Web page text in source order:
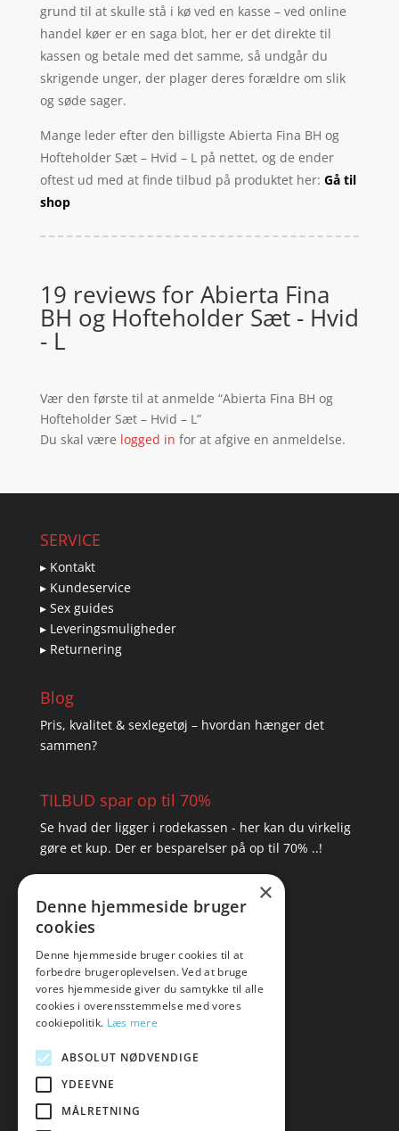
grund til at skulle stå i kø ved en kasse – ved online
handel køer er en saga blot, her er det direkte til
kassen og betale med det samme, så undgår du
skrigende unger, der plager deres forældre om slik
og søde sager.
Mange leder efter den billigste Abierta Fina BH og
Hofteholder Sæt – Hvid – L på nettet, og de ender
oftest ud med at finde tilbud på produktet her: Gå til
shop
19 reviews forAbierta Fina
BH og Hofteholder Sæt - Hvid
- L
Vær den første til at anmelde “Abierta Fina BH og
Hofteholder Sæt – Hvid – L”
Du skal være logged in for at afgive en anmeldelse.
SERVICE
▸ Kontakt
▸ Kundeservice
▸ Sex guides
▸ Leveringsmuligheder
▸ Returnering
Blog
Pris, kvalitet & sexlegetøj – hvordan hænger det
sammen?
TILBUD spar op til 70%
Se hvad der ligger i rodekassen - her kan du virkelig
gøre et kup. Der er besparelser på op til 70% ..!
Tlf: 7876 8672
Mail: hej@amare.dk
×
Denne hjemmeside bruger
cookies
Denne hjemmeside bruger cookies til at
forbedre brugeroplevelsen. Ved at bruge
vores hjemmeside giver du samtykke til alle
cookies i overensstemmelse med vores
cookiepolitik. Læs mere
ABSOLUT NØDVENDIGE
YDEEVNE
MÅLRETNING